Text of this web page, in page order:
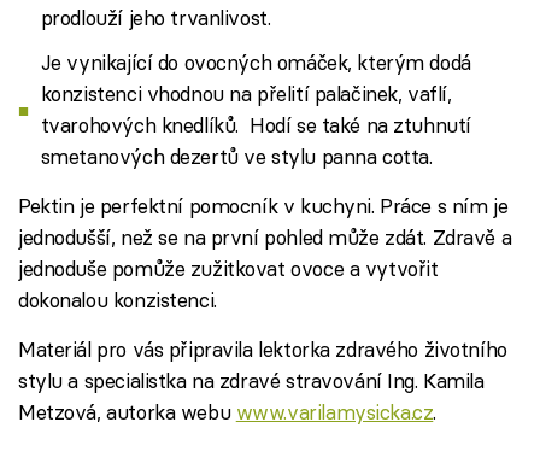
prodlouží jeho trvanlivost.
Je vynikající do ovocných omáček, kterým dodá
konzistenci vhodnou na přelití palačinek, vaflí,
tvarohových knedlíků. Hodí se také na ztuhnutí
smetanových dezertů ve stylu panna cotta.
Pektin je perfektní pomocník v kuchyni. Práce s ním je
jednodušší, než se na první pohled může zdát. Zdravě a
jednoduše pomůže zužitkovat ovoce a vytvořit
dokonalou konzistenci.
Materiál pro vás připravila lektorka zdravého životního
stylu a specialistka na zdravé stravování Ing. Kamila
Metzová, autorka webu www.varilamysicka.cz.